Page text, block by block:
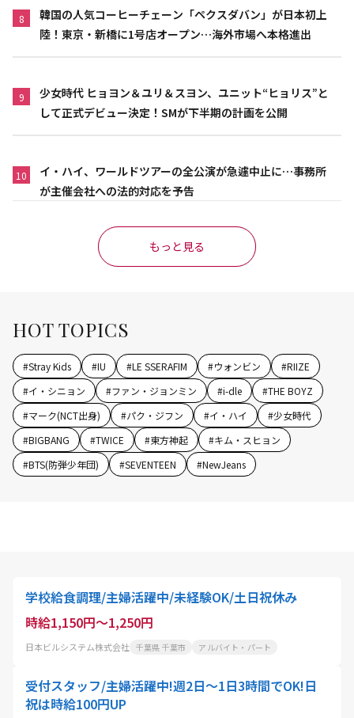
8
韓国の人気コーヒーチェーン「ペクスダバン」が日本初上
陸！東京・新橋に1号店オープン…海外市場へ本格進出
9
少女時代 ヒョヨン＆ユリ＆スヨン、ユニット“ヒョリス”と
して正式デビュー決定！SMが下半期の計画を公開
10
イ・ハイ、ワールドツアーの全公演が急遽中止に…事務所
が主催会社への法的対応を予告
もっと見る
HOT TOPICS
#Stray Kids #IU #LE SSERAFIM #ウォンビン #RIIZE
#イ・シニョン #ファン・ジョンミン #i-dle #THE BOYZ
#マーク(NCT出身) #パク・ジフン #イ・ハイ #少女時代
#BIGBANG #TWICE #東方神起 #キム・スヒョン
#BTS(防弾少年団) #SEVENTEEN #NewJeans
学校給食調理/主婦活躍中/未経験OK/土日祝休み
時給1,150円～1,250円
日本ビルシステム株式会社 千葉県 千葉市 アルバイト・パート
受付スタッフ/主婦活躍中!週2日～1日3時間でOK!日
祝は時給100円UP